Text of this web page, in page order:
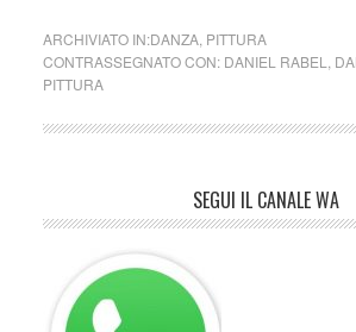
ARCHIVIATO IN:DANZA, PITTURA
CONTRASSEGNATO CON: DANIEL RABEL
PITTURA
SEGUI IL CANALE WA